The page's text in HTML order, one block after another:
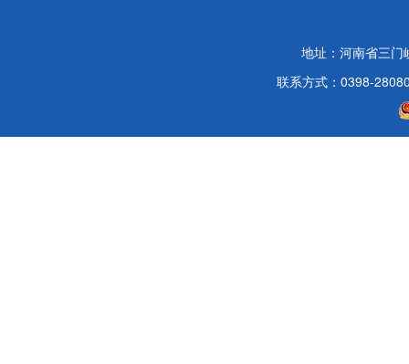
地址：河南省三门
联系方式：0398-